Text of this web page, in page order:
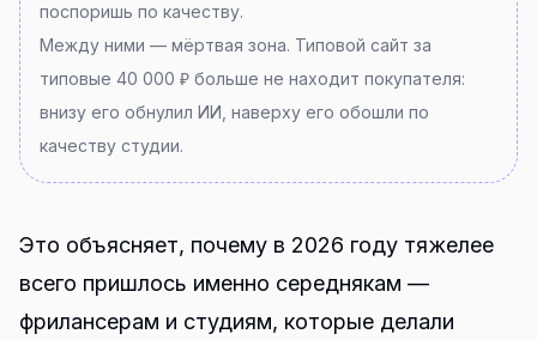
поспоришь по качеству.
Между ними — мёртвая зона. Типовой сайт за
типовые 40 000 ₽ больше не находит покупателя:
внизу его обнулил ИИ, наверху его обошли по
качеству студии.
Это объясняет, почему в 2026 году тяжелее
всего пришлось именно середнякам —
фрилансерам и студиям, которые делали